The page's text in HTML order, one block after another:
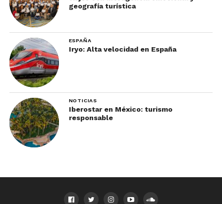
geografía turística
ESPAÑA
Iryo: Alta velocidad en España
NOTICIAS
Iberostar en México: turismo
responsable